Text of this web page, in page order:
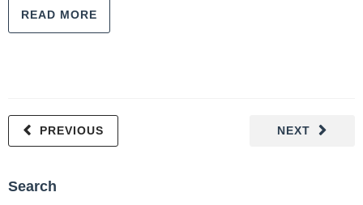
READ MORE
NEXT
PREVIOUS
Search